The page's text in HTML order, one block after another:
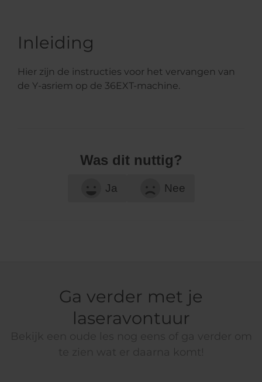
Inleiding
Hier zijn de instructies voor het vervangen van
de Y-asriem op de 36EXT-machine.
Was dit nuttig?
Ja Nee
Ga verder met je
laseravontuur